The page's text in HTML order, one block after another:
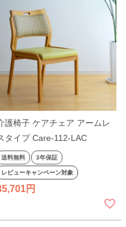
護椅子 ケアチェア アームレ
タイプ Care-112-LAC
送料無料 3年保証
レビューキャンペーン対象